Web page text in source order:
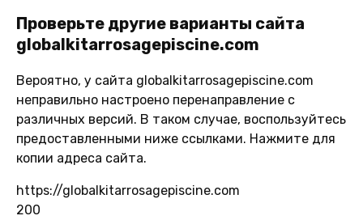
Проверьте другие варианты сайта
globalkitarrosagepiscine.com
Вероятно, у сайта globalkitarrosagepiscine.com
неправильно настроено перенаправление с
различных версий. В таком случае, воспользуйтесь
предоставленными ниже ссылками. Нажмите для
копии адреса сайта.
https://globalkitarrosagepiscine.com
200